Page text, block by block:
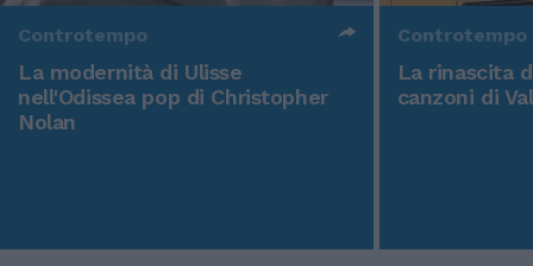
Controtempo
La modernità di Ulisse
nell'Odissea pop di Christopher
Nolan
Controtempo
La rinascita
canzoni di